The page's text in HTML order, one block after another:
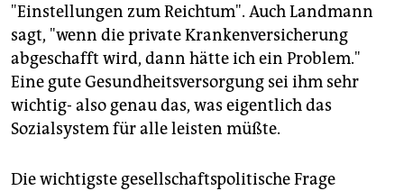
"Einstellungen zum Reichtum". Auch Landmann
sagt, "wenn die private Krankenversicherung
abgeschafft wird, dann hätte ich ein Problem."
Eine gute Gesundheitsversorgung sei ihm sehr
wichtig- also genau das, was eigentlich das
Sozialsystem für alle leisten müßte.
Die wichtigste gesellschaftspolitische Frage